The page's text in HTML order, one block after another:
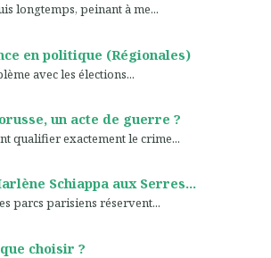
longtemps, peinant à me...
en politique (Régionales)
avec les élections...
un acte de guerre ?
qualifier exactement le crime...
Schiappa aux Serres...
parcs parisiens réservent...
choisir ?